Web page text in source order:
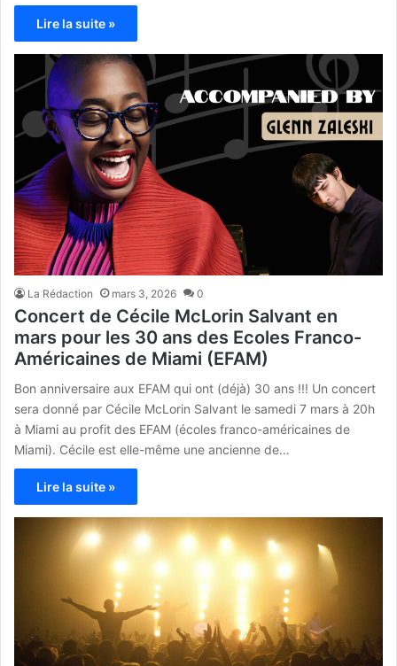
Lire la suite »
La Rédaction mars 3, 2026 0
Concert de Cécile McLorin Salvant en
mars pour les 30 ans des Ecoles Franco-
Américaines de Miami (EFAM)
Bon anniversaire aux EFAM qui ont (déjà) 30 ans !!! Un concert
sera donné par Cécile McLorin Salvant le samedi 7 mars à 20h
à Miami au profit des EFAM (écoles franco-américaines de
Miami). Cécile est elle-même une ancienne de…
Lire la suite »